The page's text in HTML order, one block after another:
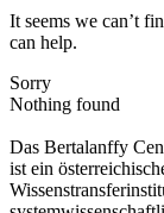
It seems we can’t
can help.
Sorry
Nothing found
Das Bertalanffy
ist ein